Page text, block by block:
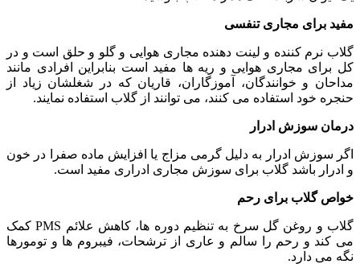
مفید برای مجاری تنفسی
گلاب نرم کننده و لینت دهنده مجاری هوایی و گلو و حلق است و در
کل برای مجاری هوایی و ریه ها مفید است بنابراین افرادی مانند
مداحان و خوانندگان، آموزگاران، قاریان که در شغلشان زیاد از
حنجره خود استفاده می کنند، می توانند از گلاب استفاده نمایند.
درمان سوزش ادرار
اگر سوزش ادرار به دلیل گرمی مزاج یا افزایش ماده صفرا در خون
و ادرار باشد گلاب برای سوزش مجاری ادراری مفید است.
خواص گلاب برای رحم
گلاب و روغن گل سرخ به تنظیم دوره ها، کاهش علائم PMS کمک
می کند و رحم را سالم و عاری از ترشحات، فیبروم ها و تومورها
نگه می دارد.